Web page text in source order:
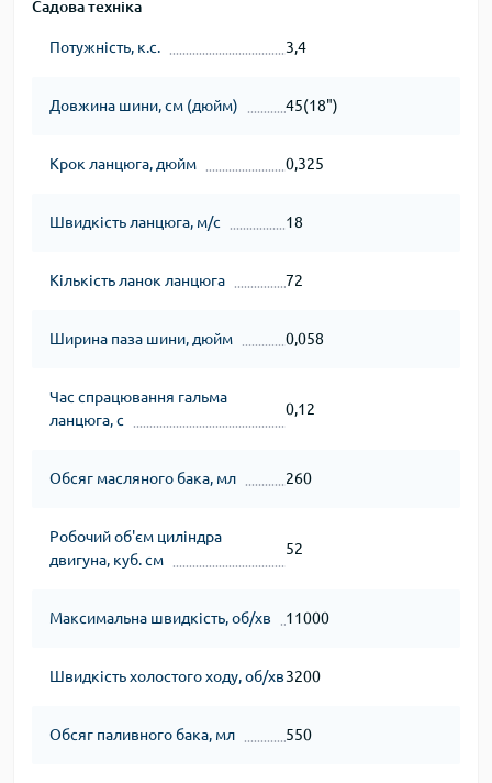
Садова техніка
Потужність, к.с. 3,4
Довжина шини, см (дюйм) 45(18")
Крок ланцюга, дюйм 0,325
Швидкість ланцюга, м/с 18
Кількість ланок ланцюга 72
Ширина паза шини, дюйм 0,058
Час спрацювання гальма
ланцюга, с
0,12
Обсяг масляного бака, мл 260
Робочий об'єм циліндра
двигуна, куб. см
52
Максимальна швидкість, об/хв 11000
Швидкість холостого ходу, об/хв3200
Обсяг паливного бака, мл 550